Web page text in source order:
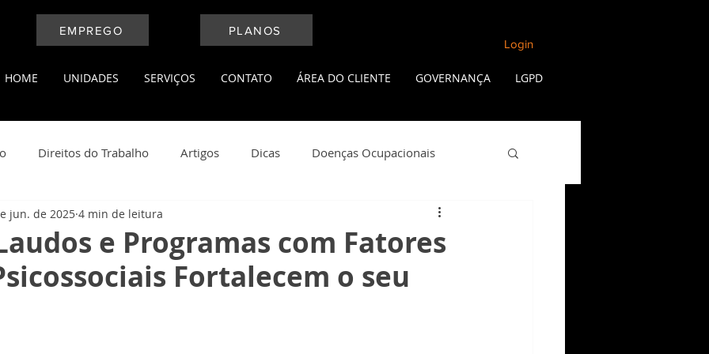
EMPREGO
PLANOS
Login
HOME UNIDADES SERVIÇOS CONTATO ÁREA DO CLIENTE GOVERNANÇA LGPD
Direitos do Trabalho Artigos Dicas Doenças Ocupacionais
Medicina do Trabalho Qualidade de Vida
do Trabalho Saúde e Bem Estar
e Programas com Fatores
Fortalecem o seu
jun. de 2025 4 min de leitura